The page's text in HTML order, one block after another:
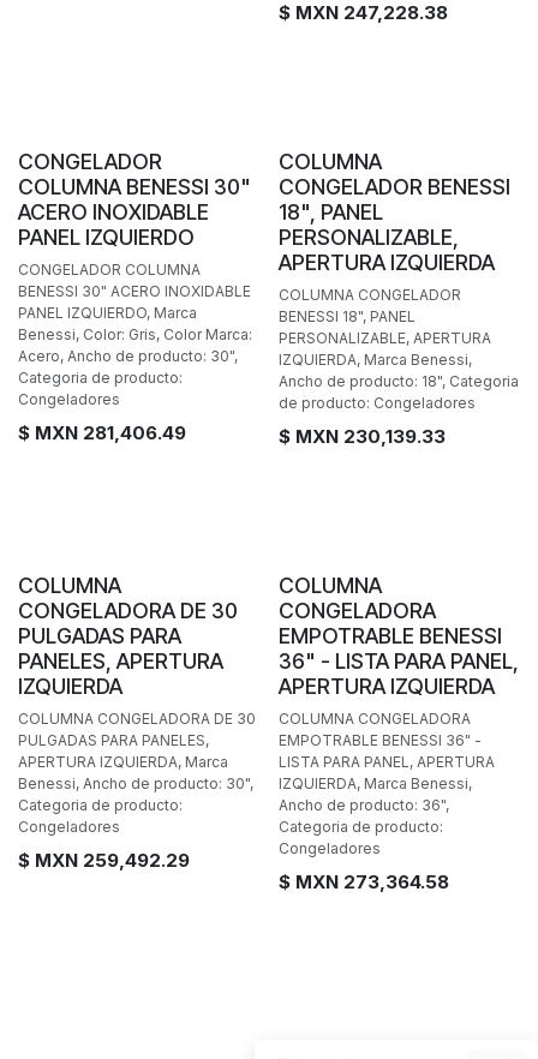
$ MXN 247,228.38
BAJO PEDIDO
CONGELADOR
COLUMNA BENESSI 30"
ACERO INOXIDABLE
PANEL IZQUIERDO
CONGELADOR COLUMNA
BENESSI 30" ACERO INOXIDABLE
PANEL IZQUIERDO, Marca
Benessi, Color: Gris, Color Marca:
Acero, Ancho de producto: 30",
Categoria de producto:
Congeladores
$ MXN 281,406.49
BAJO PEDIDO
COLUMNA
CONGELADOR BENESSI
18", PANEL
PERSONALIZABLE,
APERTURA IZQUIERDA
COLUMNA CONGELADOR
BENESSI 18", PANEL
PERSONALIZABLE, APERTURA
IZQUIERDA, Marca Benessi,
Ancho de producto: 18", Categoria
de producto: Congeladores
$ MXN 230,139.33
BAJO PEDIDO
COLUMNA
CONGELADORA DE 30
PULGADAS PARA
PANELES, APERTURA
IZQUIERDA
COLUMNA CONGELADORA DE 30
PULGADAS PARA PANELES,
APERTURA IZQUIERDA, Marca
Benessi, Ancho de producto: 30",
Categoria de producto:
Congeladores
$ MXN 259,492.29
BAJO PEDIDO
COLUMNA
CONGELADORA
EMPOTRABLE BENESSI
36" - LISTA PARA PANEL,
APERTURA IZQUIERDA
COLUMNA CONGELADORA
EMPOTRABLE BENESSI 36" -
LISTA PARA PANEL, APERTURA
IZQUIERDA, Marca Benessi,
Ancho de producto: 36",
Categoria de producto:
Congeladores
$ MXN 273,364.58